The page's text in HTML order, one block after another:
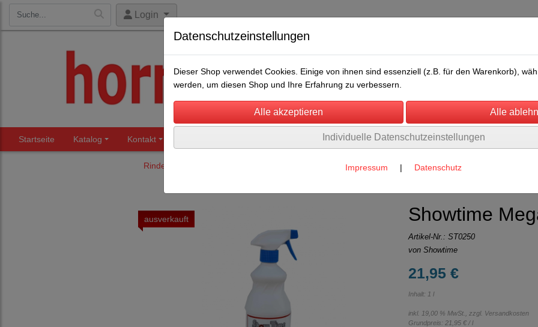
Login
Startseite Katalog Kontakt Über uns Umwelt Rechtliches
Rinderhaltung
ausverkauft Showtime
Artikel-Nr.: ST0250
von Showtime
21,95 €
Inhalt: 1 l
inkl. 19,00 % MwSt., zzgl. Versandkosten
Grundpreis: 21,95 € / l
Datenschutzeinstellungen
Dieser Shop verwendet Cookies. Einige von ihnen sind essenziell (z.B. für den Warenkorb),
werden, um diesen Shop und Ihre Erfahrung zu verbessern.
Individuelle Datenschutzeinstellungen
Impressum | Datenschutz